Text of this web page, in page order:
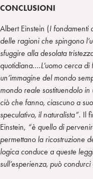
CONCLUSIONI
Albert Einstein (I fondamenti
delle ragioni che spingono
sfuggire alla desolata
quotidiana….L’uomo cerca
un’immagine del mondo
mondo reale sostituendolo
ciò che fanno, ciascuno a
speculativo, il naturalista”. Il
Einstein, “è quello di
permettano la ricostruzione
logica conduce a queste
sull’esperienza, può condurci